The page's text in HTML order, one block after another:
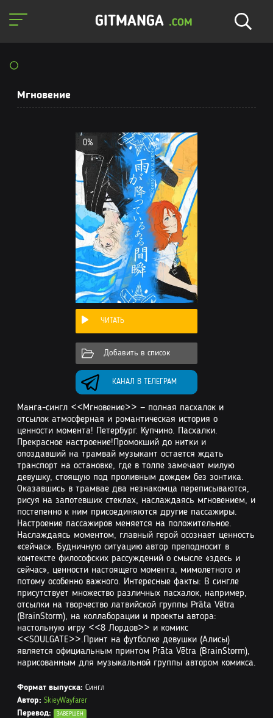
GITMANGA .COM
Мгновение
0%
ЧИТАТЬ
Добавить в список
КАНАЛ В ТЕЛЕГРАМ
Мaнга-сингл <<Мгновение>> — полная пасхалок и
отсылок атмосферная и романтическая история о
ценности момента! Петербург. Купчино. Пасхалки.
Прекрасное настроение!Промокший до нитки и
опоздавший на трамвай музыкант остается ждать
транспорт на остановке, где в толпе замечает милую
девушку, стоящую под проливным дождем без зонтика.
Оказавшись в трамвае два незнакомца переписываются,
рисуя на запотевших стеклах, наслаждаясь мгновением, и
постепенно к ним присоединяются другие пассажиры.
Настроение пассажиров меняется на положительное.
Наслаждаясь моментом, главный герой осознает ценность
«сейчас». Будничную ситуацию автор преподносит в
контексте философских рассуждений о смысле «здесь и
сейчас», ценности настоящего момента, мимолетного и
потому особенно важного. Интересные факты: В сингле
присутствует множество различных пасхалок, например,
отсылки на творчество латвийской группы Prāta Vētra
(BrainStorm), на коллаборации и проекты автора:
настольную игру <<8 Лордов>> и комикс
<<SOULGATE>>.Принт на футболке девушки (Алисы)
является официальным принтом Prāta Vētra (BrainStorm),
нарисованным для музыкальной группы автором комикса.
Формат выпуска: Сингл
Автор: SkieyWayfarer
Перевод: ЗАВЕРШЕН